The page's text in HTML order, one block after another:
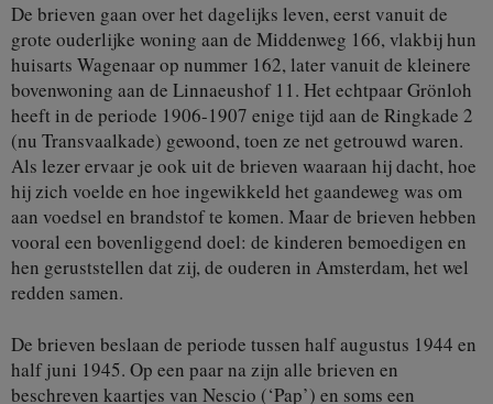
De brieven gaan over het dagelijks leven, eerst vanuit de
grote ouderlijke woning aan de Middenweg 166, vlakbij hun
huisarts Wagenaar op nummer 162, later vanuit de kleinere
bovenwoning aan de Linnaeushof 11. Het echtpaar Grönloh
heeft in de periode 1906-1907 enige tijd aan de Ringkade 2
(nu Transvaalkade) gewoond, toen ze net getrouwd waren.
Als lezer ervaar je ook uit de brieven waaraan hij dacht, hoe
hij zich voelde en hoe ingewikkeld het gaandeweg was om
aan voedsel en brandstof te komen. Maar de brieven hebben
vooral een bovenliggend doel: de kinderen bemoedigen en
hen geruststellen dat zij, de ouderen in Amsterdam, het wel
redden samen.
De brieven beslaan de periode tussen half augustus 1944 en
half juni 1945. Op een paar na zijn alle brieven en
beschreven kaartjes van Nescio (‘Pap’) en soms een